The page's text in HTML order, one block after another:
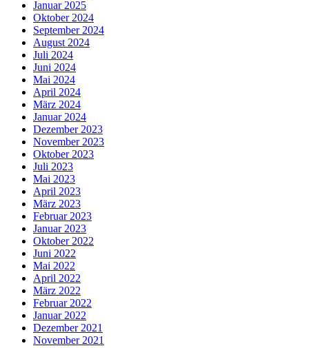
Januar 2025
Oktober 2024
September 2024
August 2024
Juli 2024
Juni 2024
Mai 2024
April 2024
März 2024
Januar 2024
Dezember 2023
November 2023
Oktober 2023
Juli 2023
Mai 2023
April 2023
März 2023
Februar 2023
Januar 2023
Oktober 2022
Juni 2022
Mai 2022
April 2022
März 2022
Februar 2022
Januar 2022
Dezember 2021
November 2021